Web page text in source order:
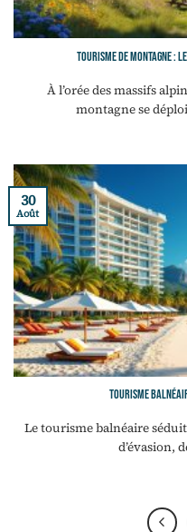
Tourisme de montagne
À l’orée des massifs
montagne se
Tourisme
Le tourisme balnéaire
d’évasion,
30
Août